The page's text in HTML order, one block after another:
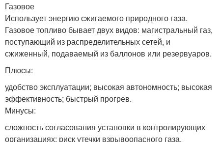
Газовое
Использует энергию сжигаемого природного газа.
Газовое топливо бывает двух видов: магистральный газ,
поступающий из распределительных сетей, и
сжиженный, подаваемый из баллонов или резервуаров.
Плюсы:
удобство эксплуатации; высокая автономность; высокая
эффективность; быстрый прогрев.
Минусы:
сложность согласования установки в контролирующих
организациях; риск утечки взрывоопасного газа.